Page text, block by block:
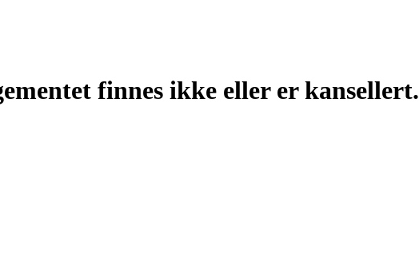
finnes ikke eller er kansellert.